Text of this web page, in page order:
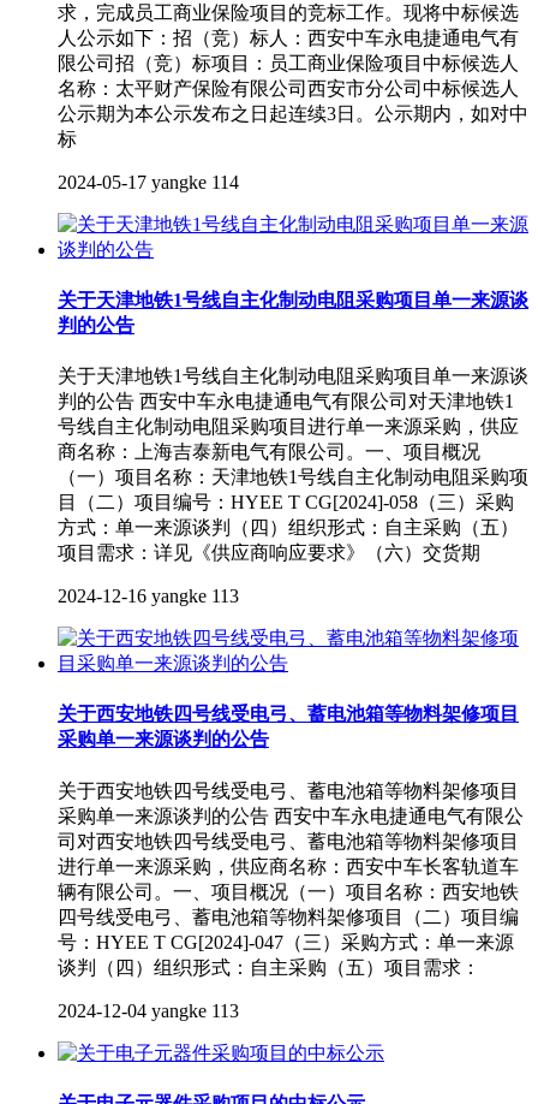
求，完成员工商业保险项目的竞标工作。现将中标候选
人公示如下：招（竞）标人：西安中车永电捷通电气有
限公司招（竞）标项目：员工商业保险项目中标候选人
名称：太平财产保险有限公司西安市分公司中标候选人
公示期为本公示发布之日起连续3日。公示期内，如对中
标
2024-05-17 yangke 114
关于天津地铁1号线自主化制动电阻采购项目单一来源谈
判的公告
关于天津地铁1号线自主化制动电阻采购项目单一来源谈
判的公告 西安中车永电捷通电气有限公司对天津地铁1
号线自主化制动电阻采购项目进行单一来源采购，供应
商名称：上海吉泰新电气有限公司。一、项目概况
（一）项目名称：天津地铁1号线自主化制动电阻采购项
目（二）项目编号：HYEE T CG[2024]-058（三）采购
方式：单一来源谈判（四）组织形式：自主采购（五）
项目需求：详见《供应商响应要求》（六）交货期
2024-12-16 yangke 113
关于西安地铁四号线受电弓、蓄电池箱等物料架修项目
采购单一来源谈判的公告
关于西安地铁四号线受电弓、蓄电池箱等物料架修项目
采购单一来源谈判的公告 西安中车永电捷通电气有限公
司对西安地铁四号线受电弓、蓄电池箱等物料架修项目
进行单一来源采购，供应商名称：西安中车长客轨道车
辆有限公司。一、项目概况（一）项目名称：西安地铁
四号线受电弓、蓄电池箱等物料架修项目（二）项目编
号：HYEE T CG[2024]-047（三）采购方式：单一来源
谈判（四）组织形式：自主采购（五）项目需求：
2024-12-04 yangke 113